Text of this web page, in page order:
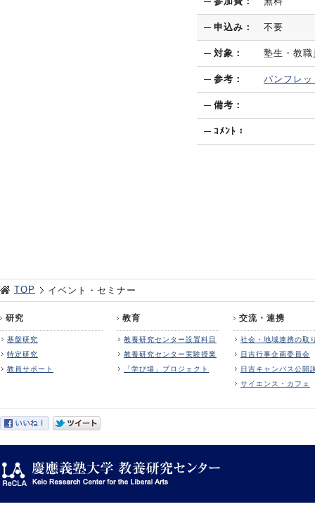
申込み： 不要
対象： 塾生・教
参考： パンフレッ
備考：
ｺﾒﾝﾄ：
TOP イベント・セミナー
研究
基盤研究
特定研究
教員サポート
教育
教養研究センター設置科目
教養研究センター実験授業
「学び場」プロジェクト
交流・連携
社会・地域連携の取
日吉行事企画委員会
日吉キャンパス公開
サイエンス・カフェ